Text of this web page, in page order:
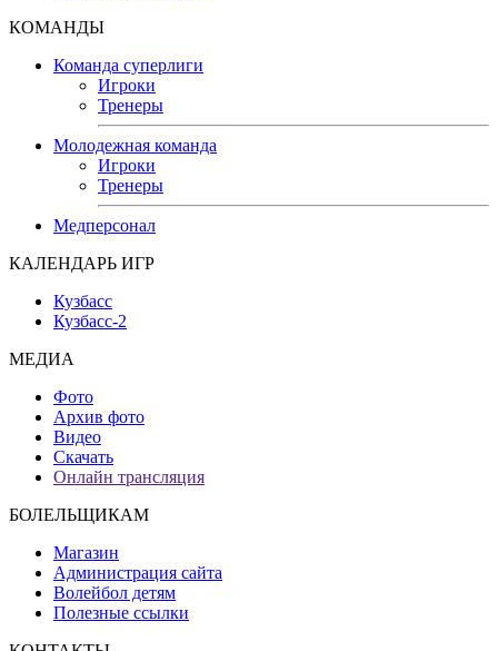
КОМАНДЫ
Команда суперлиги
Игроки
Тренеры
Молодежная команда
Игроки
Тренеры
Медперсонал
КАЛЕНДАРЬ ИГР
Кузбасс
Кузбасс-2
МЕДИА
Фото
Архив фото
Видео
Скачать
Онлайн трансляция
БОЛЕЛЬЩИКАМ
Магазин
Администрация сайта
Волейбол детям
Полезные ссылки